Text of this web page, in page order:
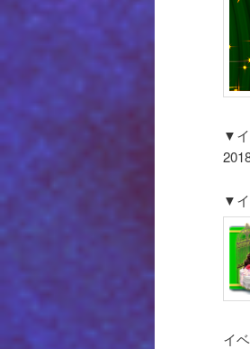
▼
▼
イ